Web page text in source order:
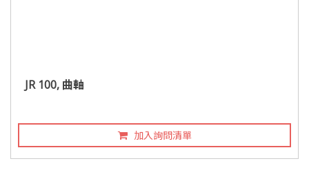
JR 100, 曲軸
加入詢問清單